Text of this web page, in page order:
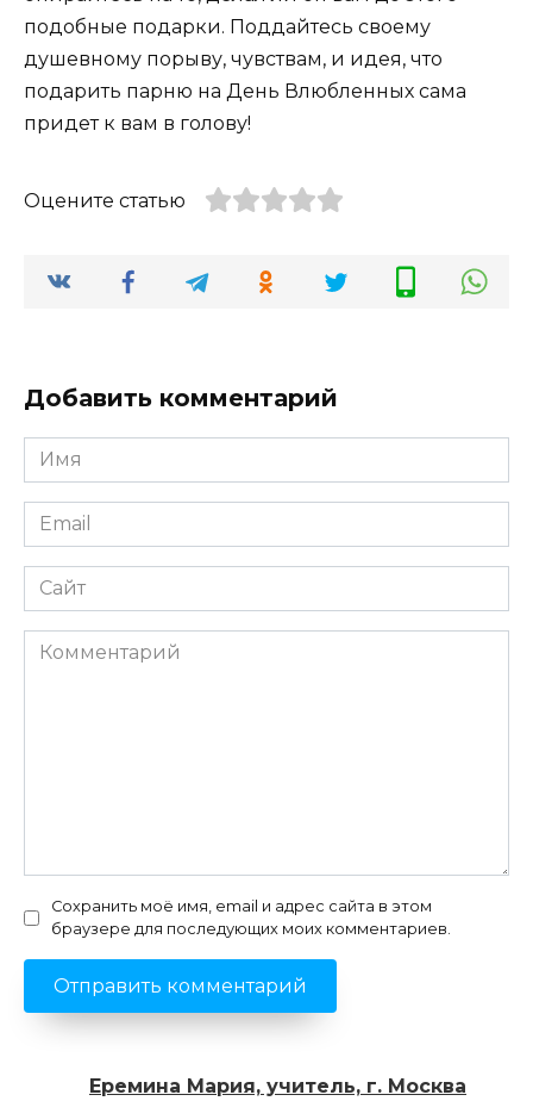
подобные подарки. Поддайтесь своему
душевному порыву, чувствам, и идея, что
подарить парню на День Влюбленных сама
придет к вам в голову!
Оцените статью
Добавить комментарий
Имя
*
Email
*
Сайт
Комментарий
Сохранить моё имя, email и адрес сайта в этом
браузере для последующих моих комментариев.
Еремина Мария, учитель, г. Москва